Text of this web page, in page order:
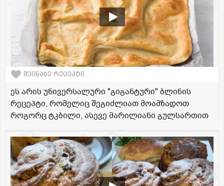
შეინახე რეცეპტი
ეს არის უნივერსალური "გიგანტური" ბლინის
რეცეპტი, რომელიც შეგიძლიათ მოამზადოთ
როგორც ტკბილი, ასევე მარილიანი გულსართით